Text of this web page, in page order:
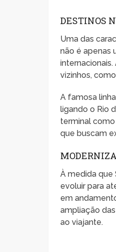
DESTINOS
Uma das
não é apenas
vizinhos,
A famosa
ligando o Rio
terminal
que buscam
À medida que
evoluir para
em
ampliação
ao viajante.